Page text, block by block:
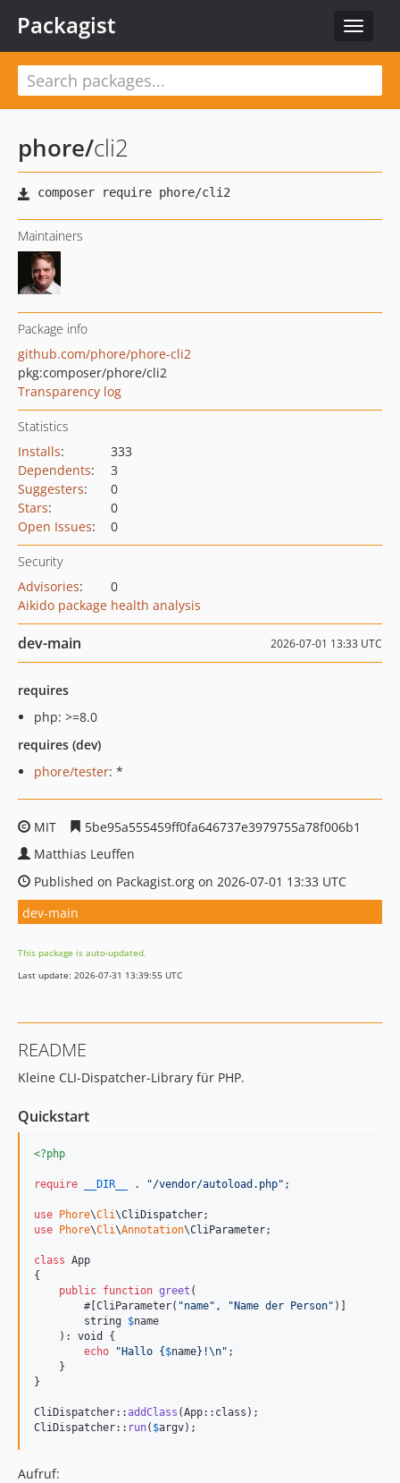
Toggle
Packagist
phore/cli2
Maintainers
Package info
github.com/phore/phore-cli2
pkg:composer/phore/cli2
Transparency log
Statistics
Installs:
333
Dependents:
3
Suggesters:
0
Stars:
0
Open Issues: 0
Security
Advisories:
0
Aikido package health analysis
dev-main 2026-07-01 13:33 UTC
requires
php: >=8.0
requires (dev)
phore/tester: *
MIT
5be95a555459ff0fa646737e3979755a78f006b1
Matthias Leuffen
Published on Packagist.org on 2026-07-01 13:33 UTC
dev-main
This package is auto-updated.
Last update: 2026-07-31 13:39:55 UTC
README
Kleine CLI-Dispatcher-Library für PHP.
Quickstart
<?php
require __DIR__ . "/vendor/autoload.php" ;
use Phore\Cli\CliDispatcher
use
Phore\Cli\Annotation\CliParameter;
class App
{
public function greet (
        #[CliParameter(
"name" , " Name der Person" )]
string $name
    ):
void
{
echo
" Hallo { $name} !\n" ;
    }
}
CliDispatcher::addClass (App::class);
CliDispatcher:: run( $argv);
Aufruf: